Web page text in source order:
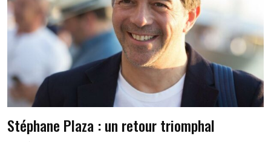
Stéphane Plaza : un retour triomphal